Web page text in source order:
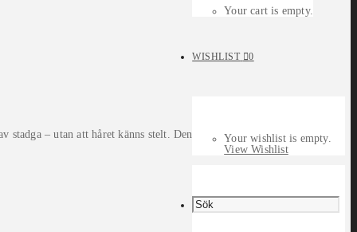
Your cart is empty.
WISHLIST 0
Your wishlist is empty.
View Wishlist
– utan att håret känns stelt. Den unika